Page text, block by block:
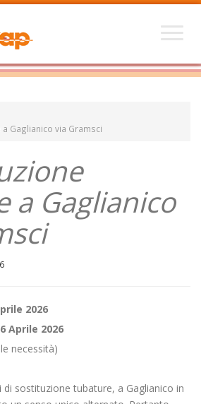
Gaglianico via Gramsci
a Gaglianico
2026
Aprile 2026
necessità)
di sostituzione tubature, a Gaglianico in